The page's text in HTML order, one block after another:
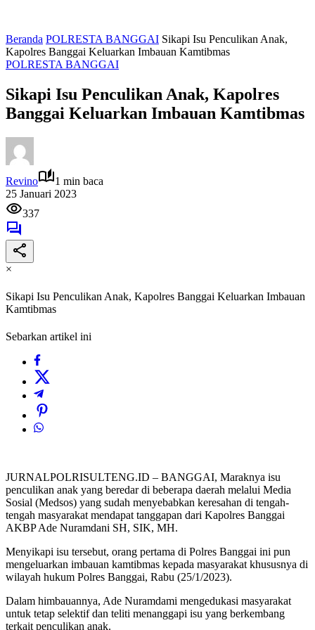
Beranda POLRESTA BANGGAI Sikapi Isu Penculikan Anak,
Kapolres Banggai Keluarkan Imbauan Kamtibmas
POLRESTA BANGGAI
Sikapi Isu Penculikan Anak, Kapolres
Banggai Keluarkan Imbauan Kamtibmas
Revino
1 min baca
25 Januari 2023
337
×
Sikapi Isu Penculikan Anak, Kapolres Banggai Keluarkan Imbauan
Kamtibmas
Sebarkan artikel ini
JURNALPOLRISULTENG.ID – BANGGAI, Maraknya isu
penculikan anak yang beredar di beberapa daerah melalui Media
Sosial (Medsos) yang sudah menyebabkan keresahan di tengah-
tengah masyarakat mendapat tanggapan dari Kapolres Banggai
AKBP Ade Nuramdani SH, SIK, MH.
Menyikapi isu tersebut, orang pertama di Polres Banggai ini pun
mengeluarkan imbauan kamtibmas kepada masyarakat khususnya di
wilayah hukum Polres Banggai, Rabu (25/1/2023).
Dalam himbauannya, Ade Nuramdami mengedukasi masyarakat
untuk tetap selektif dan teliti menanggapi isu yang berkembang
terkait penculikan anak.